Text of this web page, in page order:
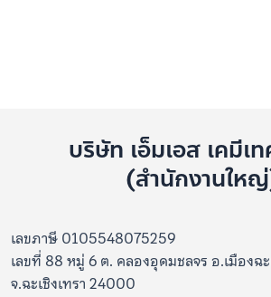
บริษัท เอ็มเอส เคมีเ
(สำนักงานให
เลขภาษี 0105548075259
เลขที่ 88 หมู่ 6 ต. คลองอุดมชลจร อ.เมืองฉะ
จ.ฉะเชิงเทรา 24000